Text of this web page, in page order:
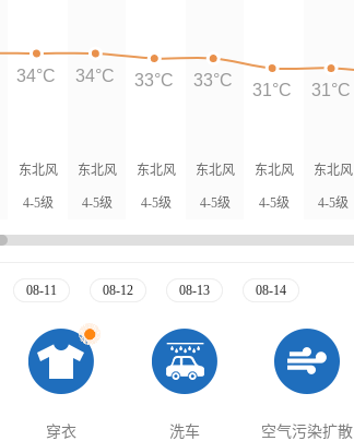
东北风
4-5级
东北风
4-5级
东北风
4-5级
东北风
4-5级
东北风
4-5级
东北风
4-5级
34°C 34°C 33°C 33°C
31°C 31°C
08-11 08-12 08-13 08-14
穿衣 洗车 空气污染扩散